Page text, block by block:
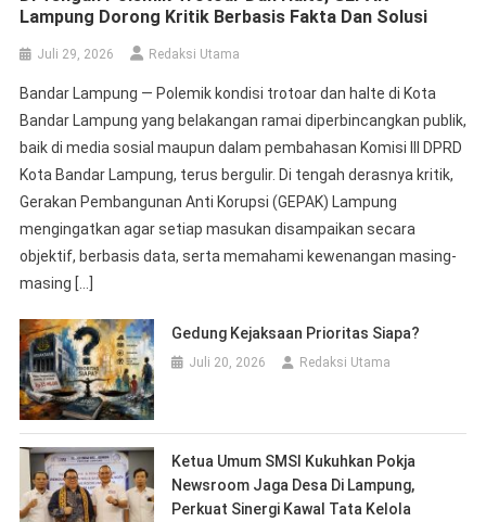
Lampung Dorong Kritik Berbasis Fakta Dan Solusi
Juli 29, 2026 Redaksi Utama
Bandar Lampung — Polemik kondisi trotoar dan halte di Kota
Bandar Lampung yang belakangan ramai diperbincangkan publik,
baik di media sosial maupun dalam pembahasan Komisi III DPRD
Kota Bandar Lampung, terus bergulir. Di tengah derasnya kritik,
Gerakan Pembangunan Anti Korupsi (GEPAK) Lampung
mengingatkan agar setiap masukan disampaikan secara
objektif, berbasis data, serta memahami kewenangan masing-
masing […]
Gedung Kejaksaan Prioritas Siapa?
Juli 20, 2026 Redaksi Utama
Ketua Umum SMSI Kukuhkan Pokja
Newsroom Jaga Desa Di Lampung,
Perkuat Sinergi Kawal Tata Kelola